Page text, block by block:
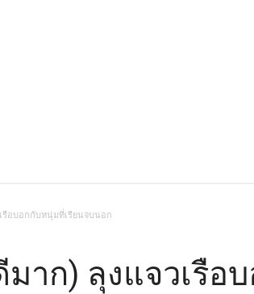
รือบอกกับหนุ่มที่เรียนจบนอก
มาก) ลุงแจวเรือ